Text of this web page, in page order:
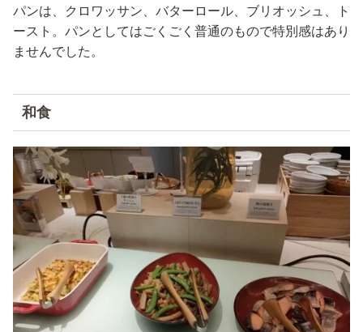
パンは、クロワッサン、バターロール、ブリオッシュ、ト
ースト。パンとしてはごくごく普通のもので特別感はあり
ませんでした。
和食